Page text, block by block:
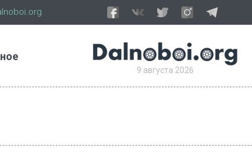
9 августа 2026